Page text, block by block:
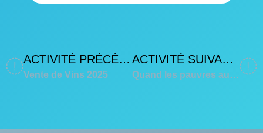
ACTIVITÉ PRÉCÉDENTE
Vente de Vins 2025
ACTIVITÉ SUIVANTE
Quand les pauvres auront des dents